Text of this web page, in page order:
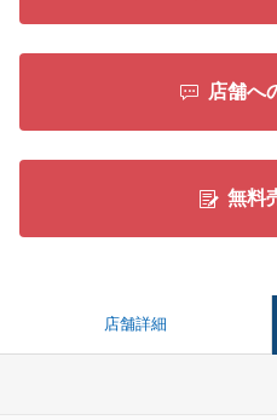
店舗へ
無料
店舗詳細